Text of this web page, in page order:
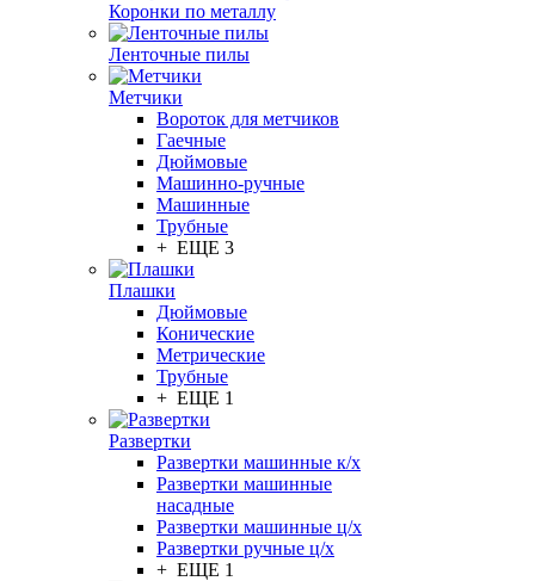
Коронки по металлу
Ленточные пилы
Метчики
Вороток для метчиков
Гаечные
Дюймовые
Машинно-ручные
Машинные
Трубные
+ ЕЩЕ 3
Плашки
Дюймовые
Конические
Метрические
Трубные
+ ЕЩЕ 1
Развертки
Развертки машинные к/х
Развертки машинные
насадные
Развертки машинные ц/х
Развертки ручные ц/х
+ ЕЩЕ 1